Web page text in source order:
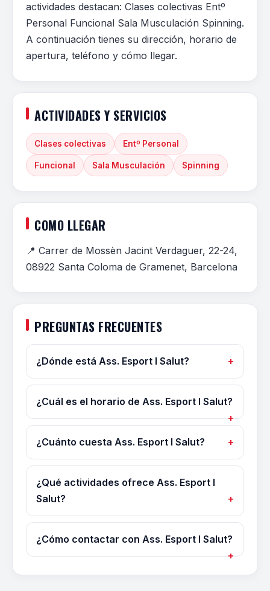
actividades destacan: Clases colectivas Entº
Personal Funcional Sala Musculación Spinning.
A continuación tienes su dirección, horario de
apertura, teléfono y cómo llegar.
ACTIVIDADES Y SERVICIOS
Clases colectivas Entº Personal
Funcional Sala Musculación Spinning
COMO LLEGAR
📍 Carrer de Mossèn Jacint Verdaguer, 22-24,
08922 Santa Coloma de Gramenet, Barcelona
PREGUNTAS FRECUENTES
¿Dónde está Ass. Esport I Salut?
¿Cuál es el horario de Ass. Esport I Salut?
¿Cuánto cuesta Ass. Esport I Salut?
¿Qué actividades ofrece Ass. Esport I
Salut?
¿Cómo contactar con Ass. Esport I Salut?